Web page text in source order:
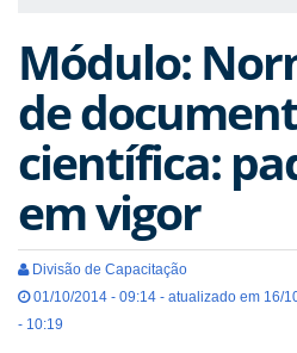
Módulo:
de
científica:
em vigor
Divisão de Capacitação
01/10/2014 - 09:14 - atualizado em 16/
- 10:19